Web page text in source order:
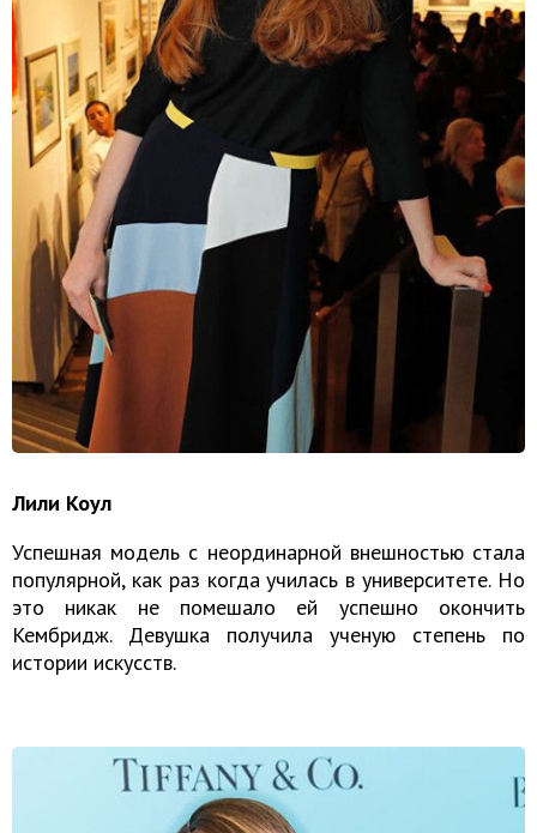
Лили Коул
Успешная модель с неординарной внешностью стала
популярной, как раз когда училась в университете. Но
это никак не помешало ей успешно окончить
Кембридж. Девушка получила ученую степень по
истории искусств.